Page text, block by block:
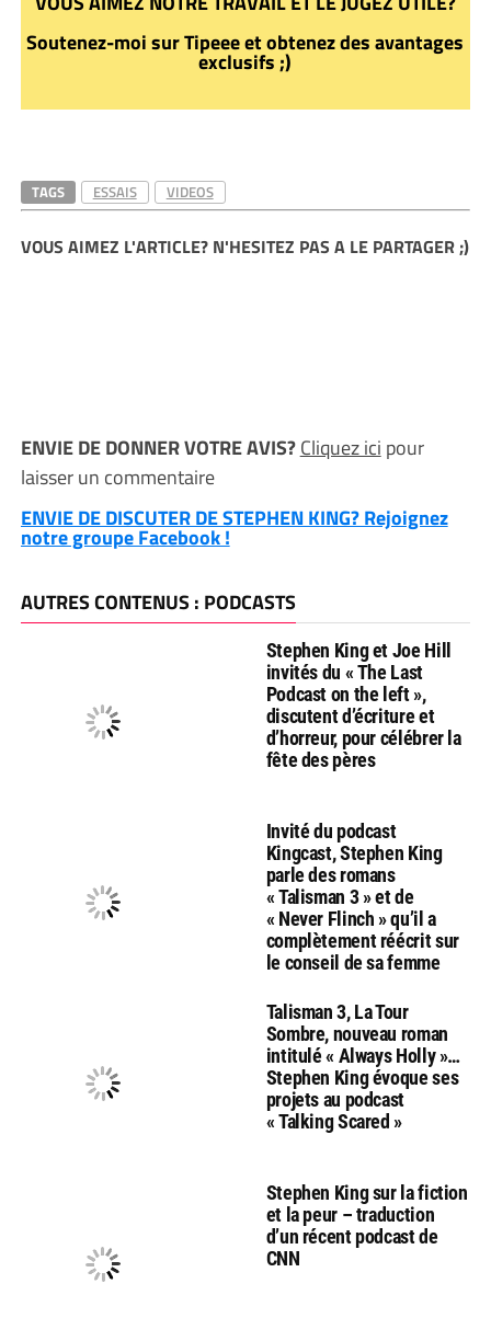
Soutenez-moi sur Tipeee et obtenez des avantages
exclusifs ;)
TAGS ESSAIS VIDEOS
VOUS AIMEZ L'ARTICLE? N'HESITEZ PAS A LE PARTAGER ;)
ENVIE DE DONNER VOTRE AVIS?Cliquez ici pour
laisser un commentaire
ENVIE DE DISCUTER DE STEPHEN KING? Rejoignez
notre groupe Facebook !
AUTRES CONTENUS : PODCASTS
Stephen King et Joe Hill
invités du « The Last
Podcast on the left »,
discutent d’écriture et
d’horreur, pour célébrer la
fête des pères
Invité du podcast
Kingcast, Stephen King
parle des romans
« Talisman 3 » et de
« Never Flinch » qu’il a
complètement réécrit sur
le conseil de sa femme
Talisman 3, La Tour
Sombre, nouveau roman
intitulé « Always Holly »…
Stephen King évoque ses
projets au podcast
« Talking Scared »
Stephen King sur la fiction
et la peur – traduction
d’un récent podcast de
CNN